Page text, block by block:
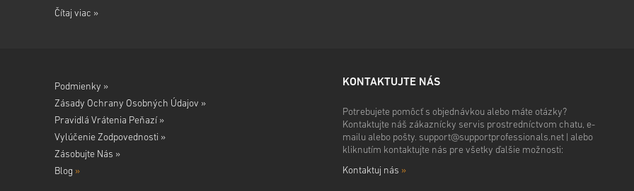
Čítaj viac »
Podmienky »
Zásady Ochrany Osobných Údajov »
Pravidlá Vrátenia Peňazí »
Vylúčenie Zodpovednosti »
Zásobujte Nás »
Blog »
KONTAKTUJTE NÁS
Potrebujete pomôcť s objednávkou alebo máte otázky?
Kontaktujte náš zákaznícky servis prostredníctvom chatu, e-
mailu alebo pošty. support@supportprofessionals.net| alebo
kliknutím kontaktujte nás pre všetky ďalšie možnosti:
Kontaktuj nás »